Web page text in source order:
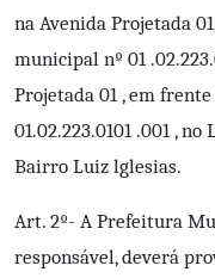
na Avenida Projetada
municipal nº 01
Projetada 01 , em
01.02.223.0101 .001 ,
Bairro Luiz lglesias.
Art. 2º- A Prefeitura
responsável, deverá